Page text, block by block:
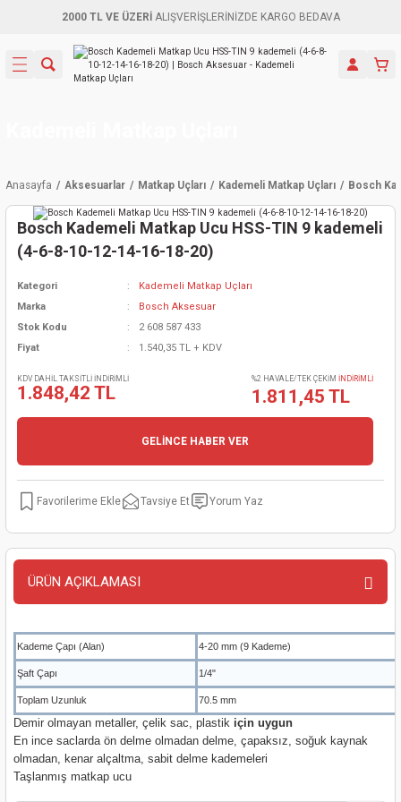
2000 TL VE ÜZERİALIŞVERİŞLERİNİZDE KARGO BEDAVA
Geri Dön
Mak.
Geri Dön
Vidalamalar
Mak.
Geri Dön
Mak.
Geri Dön
Mak.
Geri Dön
Geri Dön
Geri Dön
Anasayfa Aksesuarlar Matkap Uçları Kademeli Matkap Uçları Bosch
Bosch Kademeli Matkap Ucu HSS-TIN 9 kademeli
(4-6-8-10-12-14-16-18-20)
Kategori
Kademeli Matkap Uçları
Marka
Bosch Aksesuar
Stok Kodu
2 608 587 433
Fiyat
1.540,35 TL + KDV
KDV DAHİL TAKSİTLİ İNDİRİMLİ
1.848,42 TL
%2 HAVALE/TEK ÇEKİM İNDİRİMLİ
1.811,45 TL
GELİNCE HABER VER
Tavsiye Et Yorum Yaz
ÜRÜN AÇIKLAMASI
Kademe Çapı (Alan) 4-20 mm (9 Kademe)
Şaft Çapı 1/4"
Toplam Uzunluk 70.5 mm
Demir olmayan metaller, çelik sac, plastik için uygun
En ince saclarda ön delme olmadan delme, çapaksız, soğuk kaynak
olmadan, kenar alçaltma, sabit delme kademeleri
Taşlanmış matkap ucu